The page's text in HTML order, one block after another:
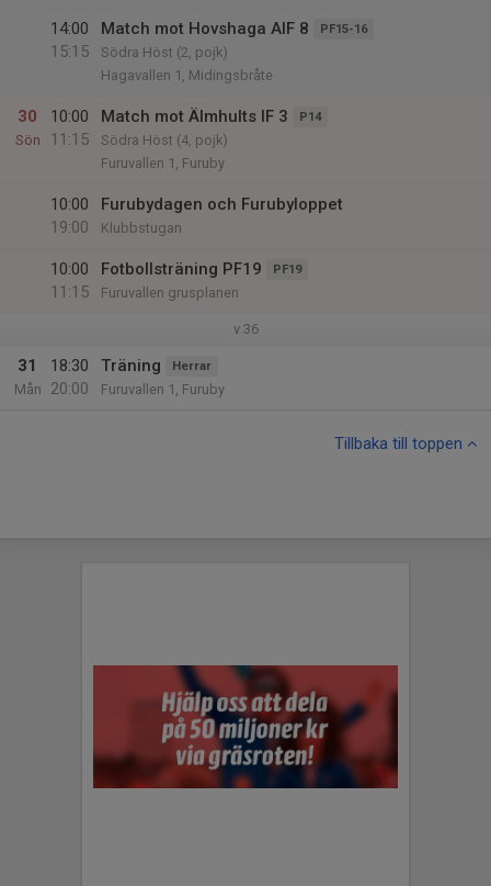
14:00
15:15
Match mot Hovshaga AIF 8 PF15-16
Södra Höst (2, pojk)
Hagavallen 1, Midingsbråte
30
Sön
10:00
11:15
Match mot Älmhults IF 3 P14
Södra Höst (4, pojk)
Furuvallen 1, Furuby
10:00
19:00
Furubydagen och Furubyloppet
Klubbstugan
10:00
11:15
Fotbollsträning PF19 PF19
Furuvallen grusplanen
v.36
31
Mån
18:30
20:00
Träning Herrar
Furuvallen 1, Furuby
Tillbaka till toppen